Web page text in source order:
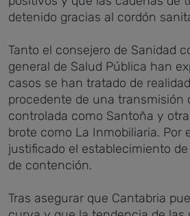
detenido gracias al cordón
Tanto el consejero de Sanidad
general de Salud Pública han
casos se han tratado de
procedente de una transmisión
controlada como Santoña y
brote como La Inmobiliaria. Por
justificado el establecimiento
de contención.
Tras asegurar que Cantabria